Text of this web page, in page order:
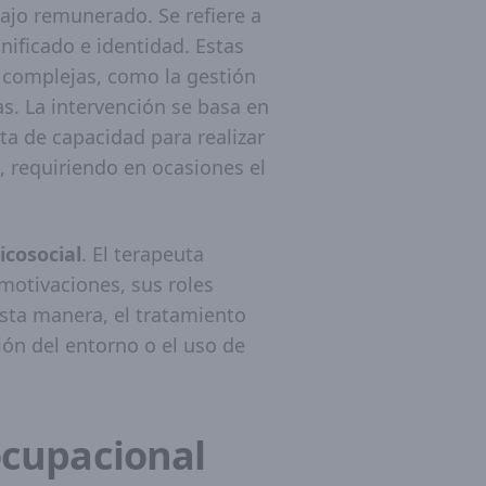
remunerado. Se refiere a
e identidad. Estas
como la gestión
La intervención se basa en
de capacidad para realizar
en ocasiones el
. El terapeuta
sus roles
manera, el tratamiento
del entorno o el uso de